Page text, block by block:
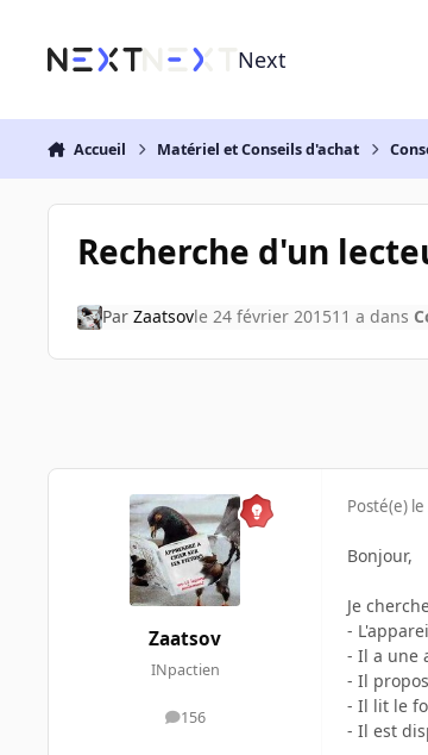
Next
Accueil Matériel et Conseils d'achat
Recherche d'un
Par Zaatsovle 24 février 201511 a dans
Zaatsov
INpactien
156
messages
Posté(e)
Bonjour,
Je
-
- Il a une
- Il
- Il lit le
- Il est